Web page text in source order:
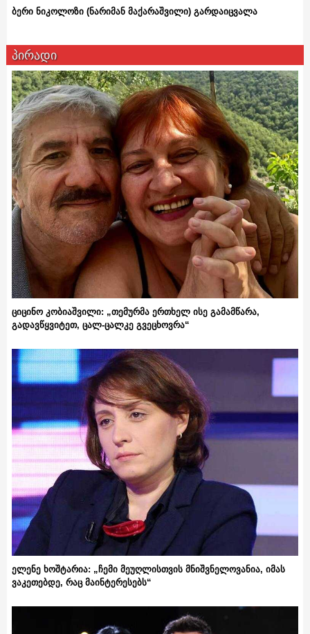
ბერი ნიკოლოზი (ნარიმან მაქარაშვილი) გარდაიცვალა
პირადი
ციცინო კობიაშვილი: „თემურმა ერთხელ ისე გამამწარა,
გადავწყვიტეთ, ცალ-ცალკე გვეცხოვრა“
ელენე ხოშტარია: „ჩემი მეუღლისთვის მნიშვნელოვანია, იმას
ვაკეთებდე, რაც მაინტერესებს“